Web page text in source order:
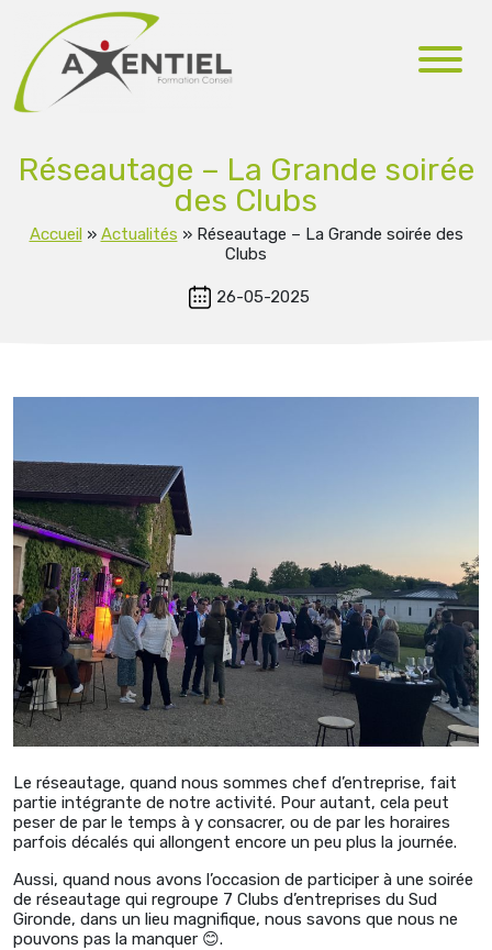
Réseautage – La Grande soirée
des Clubs
Accueil» Actualités » Réseautage – La Grande soirée des
Clubs
26-05-2025
Le réseautage, quand nous sommes chef d’entreprise, fait
partie intégrante de notre activité. Pour autant, cela peut
peser de par le temps à y consacrer, ou de par les horaires
parfois décalés qui allongent encore un peu plus la journée.
Aussi, quand nous avons l’occasion de participer à une soirée
de réseautage qui regroupe 7 Clubs d’entreprises du Sud
Gironde, dans un lieu magnifique, nous savons que nous ne
pouvons pas la manquer 😊.